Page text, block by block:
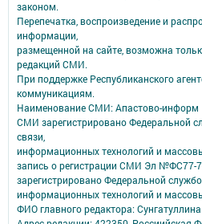
законом.
Перепечатка, воспроизведение и
информации,
размещенной на сайте, возможна
редакций СМИ.
При поддержке Республиканского
коммуникациям.
Наименование СМИ: Апастово-информ
СМИ зарегистрировано Федеральной
связи,
информационных технологий и
запись о регистрации СМИ Эл №ФС77-
зарегистрировано Федеральной
информационных технологий и
ФИО главного редактора: